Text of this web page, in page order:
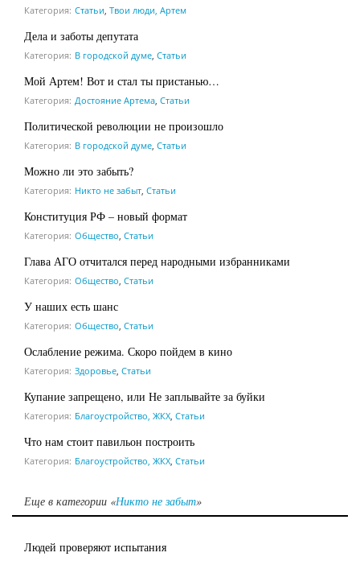
Категория: Статьи, Твои люди, Артем
Дела и заботы депутата
Категория: В городской думе, Статьи
Мой Артем! Вот и стал ты пристанью…
Категория: Достояние Артема, Статьи
Политической революции не произошло
Категория: В городской думе, Статьи
Можно ли это забыть?
Категория: Никто не забыт, Статьи
Конституция РФ – новый формат
Категория: Общество, Статьи
Глава АГО отчитался перед народными избранниками
Категория: Общество, Статьи
У наших есть шанс
Категория: Общество, Статьи
Ослабление режима. Скоро пойдем в кино
Категория: Здоровье, Статьи
Купание запрещено, или Не заплывайте за буйки
Категория: Благоустройство, ЖКХ, Статьи
Что нам стоит павильон построить
Категория: Благоустройство, ЖКХ, Статьи
Еще в категории «Никто не забыт»
Людей проверяют испытания